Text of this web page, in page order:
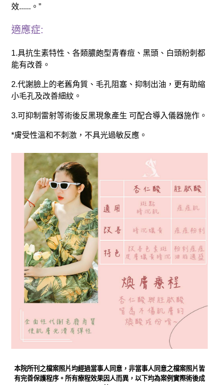
效......。”
適應症:
1.具抗生素特性、各類膿皰型青春痘、黑頭、白頭粉刺都
能有改善。
2.代謝臉上的老舊角質、毛孔阻塞、抑制出油，更有助縮
小毛孔及改善細紋。
3.可抑制雷射等術後反黑現象產生 可配合導入儀器施作。
*膚受性溫和不刺激，不具光過敏反應。
本院所刊之檔案照片均經過當事人同意，非當事人同意之檔案照片皆
有完善保護程序。所有療程效果因人而異，以下均為案例實際術後成